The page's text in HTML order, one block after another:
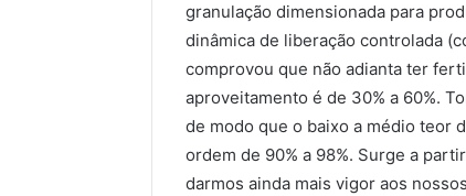
granulação dimensionada para
dinâmica de liberação controlada
comprovou que não adianta ter
aproveitamento é de 30% a 60%.
de modo que o baixo a médio teor
ordem de 90% a 98%. Surge a
darmos ainda mais vigor aos